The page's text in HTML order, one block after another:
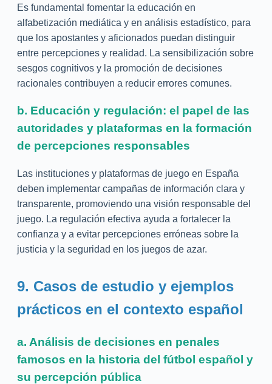
Es fundamental fomentar la educación en
alfabetización mediática y en análisis estadístico, para
que los apostantes y aficionados puedan distinguir
entre percepciones y realidad. La sensibilización sobre
sesgos cognitivos y la promoción de decisiones
racionales contribuyen a reducir errores comunes.
b. Educación y regulación: el papel de las
autoridades y plataformas en la formación
de percepciones responsables
Las instituciones y plataformas de juego en España
deben implementar campañas de información clara y
transparente, promoviendo una visión responsable del
juego. La regulación efectiva ayuda a fortalecer la
confianza y a evitar percepciones erróneas sobre la
justicia y la seguridad en los juegos de azar.
9. Casos de estudio y ejemplos
prácticos en el contexto español
a. Análisis de decisiones en penales
famosos en la historia del fútbol español y
su percepción pública